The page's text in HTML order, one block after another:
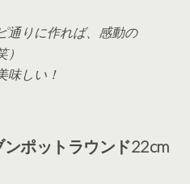
通りに作れば、感動の
味しい！
ポットラウンド22cm